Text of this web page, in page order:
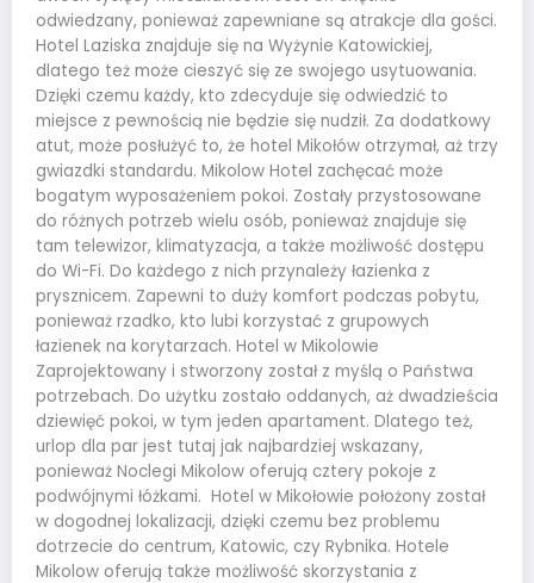
odwiedzany, ponieważ zapewniane są atrakcje dla gości.
Hotel Laziska znajduje się na Wyżynie Katowickiej,
dlatego też może cieszyć się ze swojego usytuowania.
Dzięki czemu każdy, kto zdecyduje się odwiedzić to
miejsce z pewnością nie będzie się nudził. Za dodatkowy
atut, może posłużyć to, że hotel Mikołów otrzymał, aż trzy
gwiazdki standardu. Mikolow Hotel zachęcać może
bogatym wyposażeniem pokoi. Zostały przystosowane
do różnych potrzeb wielu osób, ponieważ znajduje się
tam telewizor, klimatyzacja, a także możliwość dostępu
do Wi-Fi. Do każdego z nich przynależy łazienka z
prysznicem. Zapewni to duży komfort podczas pobytu,
ponieważ rzadko, kto lubi korzystać z grupowych
łazienek na korytarzach. Hotel w Mikolowie
Zaprojektowany i stworzony został z myślą o Państwa
potrzebach. Do użytku zostało oddanych, aż dwadzieścia
dziewięć pokoi, w tym jeden apartament. Dlatego też,
urlop dla par jest tutaj jak najbardziej wskazany,
ponieważ Noclegi Mikolow oferują cztery pokoje z
podwójnymi łóżkami. Hotel w Mikołowie położony został
w dogodnej lokalizacji, dzięki czemu bez problemu
dotrzecie do centrum, Katowic, czy Rybnika. Hotele
Mikolow oferują także możliwość skorzystania z